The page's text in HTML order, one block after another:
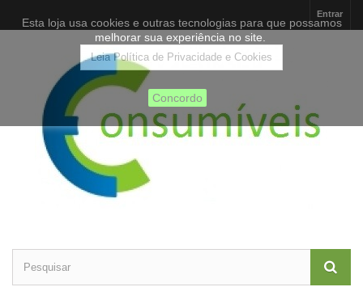
Entrar
Esta loja usa cookies e outras tecnologias para que possamos
melhorar sua experiência no site.
Leia Política de Privacidade e Cookies
Concordo